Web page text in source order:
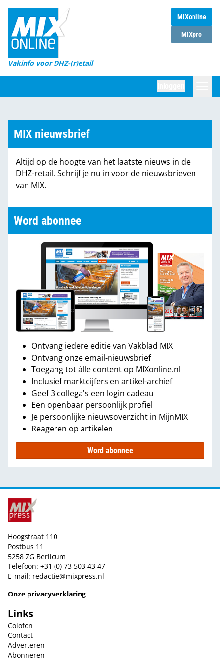
MIXonline
MIXpro
Vakinfo voor DHZ-(r)etail
Home
Magazines
DHZ Sessie
Marktcijfers
Partners
MIX nieuwsbrief
Altijd op de hoogte van het laatste nieuws in de
DHZ-retail. Schrijf je nu in voor de nieuwsbrieven
van MIX.
Word abonnee
Ontvang iedere editie van Vakblad MIX
Ontvang onze email-nieuwsbrief
Toegang tot álle content op MIXonline.nl
Inclusief marktcijfers en artikel-archief
Geef 3 collega's een login cadeau
Een openbaar persoonlijk profiel
Je persoonlijke nieuwsoverzicht in MijnMIX
Reageren op artikelen
Word abonnee
Hoogstraat 110
Postbus 11
5258 ZG Berlicum
Telefoon: +31 (0) 73 503 43 47
E-mail: redactie@mixpress.nl
Onze privacyverklaring
Links
Colofon
Contact
Adverteren
Abonneren